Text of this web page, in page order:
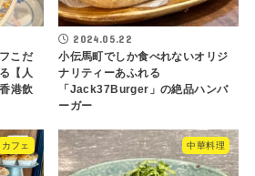
こだ
【人
港飲
2024.05.22
小伝馬町でしか食べれないオリジ
ナリティーあふれる
「Jack37Burger」の絶品ハンバ
ーガー
カフェ 中華料理